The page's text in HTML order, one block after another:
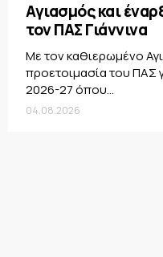
Αγιασμός και
τον ΠΑΣ Γιάννινα
Με τον καθιερωμένο
προετοιμασία του ΠΑΣ
2026-27 όπου...
04.08.2026